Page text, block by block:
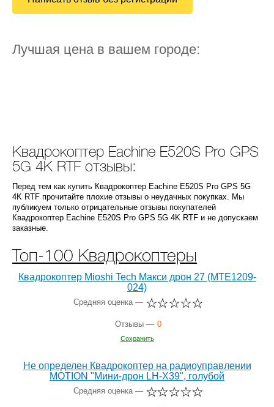
Лучшая цена в вашем городе:
Квадрокоптер Eachine E520S Pro GPS
5G 4K RTF отзывы:
Перед тем как купить Квадрокоптер Eachine E520S Pro GPS 5G
4K RTF прочитайте плохие отзывы о неудачных покупках. Мы
публикуем только отрицательные отзывы покупателей
Квадрокоптер Eachine E520S Pro GPS 5G 4K RTF и не допускаем
заказные.
Топ-100 Квадрокоптеры
Квадрокоптер Mioshi Tech Макси дрон 27 (MTE1209-
024)
Средняя оценка —
Отзывы — 0
Сохранить
Не определен Квадрокоптер на радиоуправлении
MOTION "Мини-дрон LH-X39", голубой
Средняя оценка —